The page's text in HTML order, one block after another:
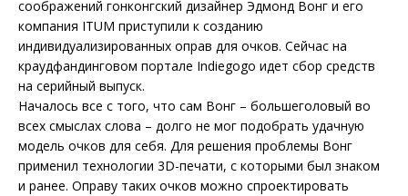
соображений гонконгский дизайнер Эдмонд Вонг и его
компания ITUM приступили к созданию
индивидуализированных оправ для очков. Сейчас на
краудфандинговом портале Indiegogo идет сбор средств
на серийный выпуск.
Началось все с того, что сам Вонг – большеголовый во
всех смыслах слова – долго не мог подобрать удачную
модель очков для себя. Для решения проблемы Вонг
применил технологии 3D-печати, с которыми был знаком
и ранее. Оправу таких очков можно спроектировать